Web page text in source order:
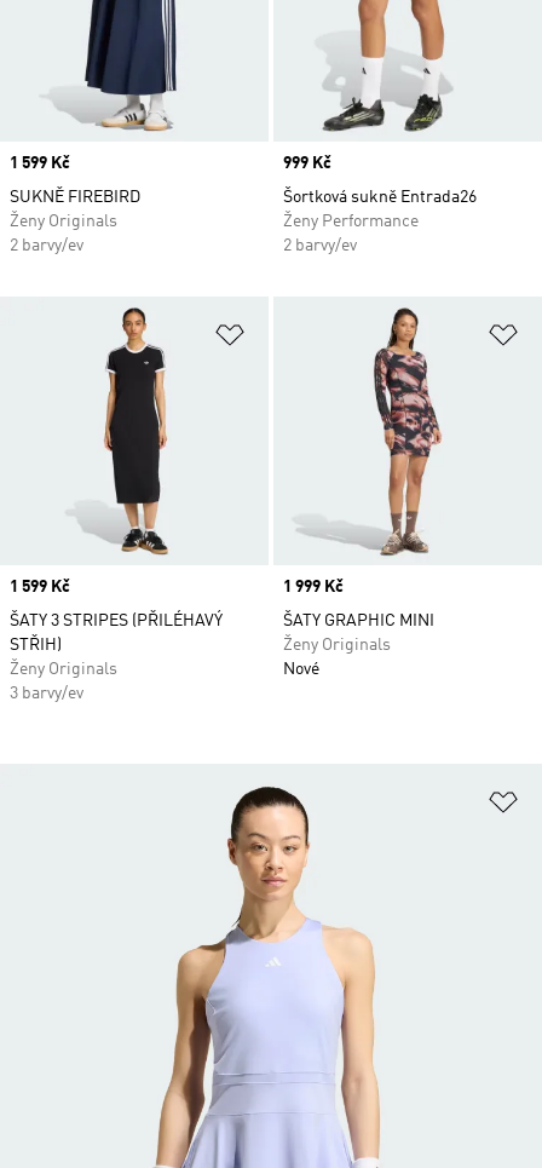
Price
1 599 Kč
SUKNĚ FIREBIRD
Ženy Originals
2 barvy/ev
Price
999 Kč
Šortková sukně Entrada26
Ženy Performance
2 barvy/ev
Přidat do seznamu přání
Price
1 599 Kč
ŠATY 3 STRIPES (PŘILÉHAVÝ
STŘIH)
Ženy Originals
3 barvy/ev
Price
1 999 Kč
ŠATY GRAPHIC MINI
Ženy Originals
Nové